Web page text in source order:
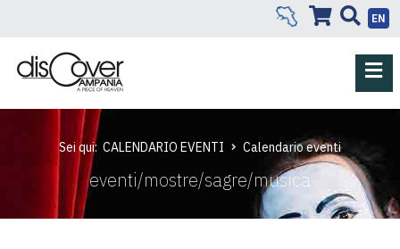
EN
Sei qui: CALENDARIO EVENTI Calendario eventi
eventi/mostre/sagre/musica